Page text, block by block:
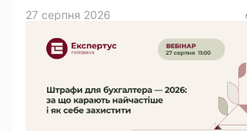
27 серпня 2026